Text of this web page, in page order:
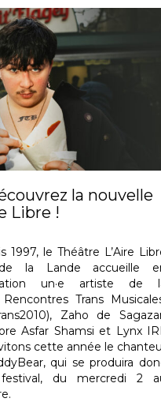
la nouvelle
Libre !
1997, le Théâtre L’Aire
la Lande accueille
un·e artiste de
Trans
Zaho de
Asfar Shamsi et Lynx IRL
cette année le
qui se produira
du mercredi 2